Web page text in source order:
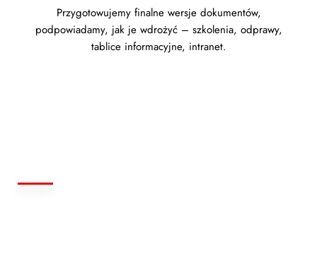
Przygotowujemy finalne wersje dokumentów,
podpowiadamy, jak je wdrożyć – szkolenia, odprawy,
tablice informacyjne, intranet.